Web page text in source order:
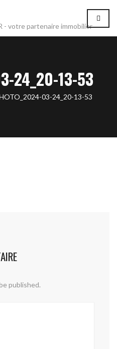
24_20-13-53
03-24_20-13-53
published.